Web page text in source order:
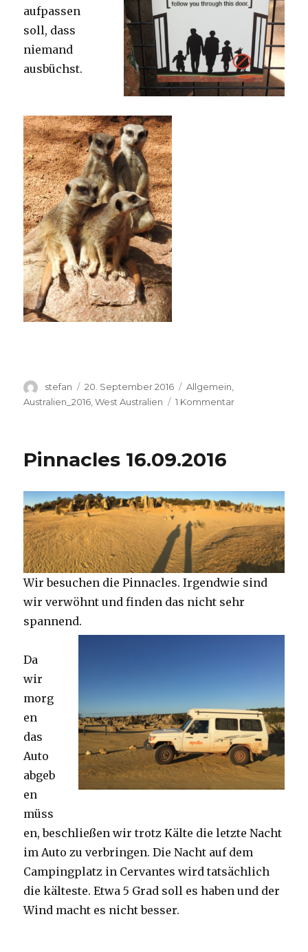
aufpassen
soll, dass
niemand
ausbüchst.
Autor
stefan
Veröffentlicht
am
20. September 2016 Kategorien
Allgemein,
Australien_2016 ,West Australien 1 Kommentarzu
Pinnacles 16.09.2016
Wir besuchen die Pinnacles. Irgendwie sind
wir verwöhnt und finden das nicht sehr
spannend.
Da
wir
morg
en
das
Auto
abgeb
en
müss
en, beschließen wir trotz Kälte die letzte Nacht
im Auto zu verbringen. Die Nacht auf dem
Campingplatz in Cervantes wird tatsächlich
die kälteste. Etwa 5 Grad soll es haben und der
Wind macht es nicht besser.